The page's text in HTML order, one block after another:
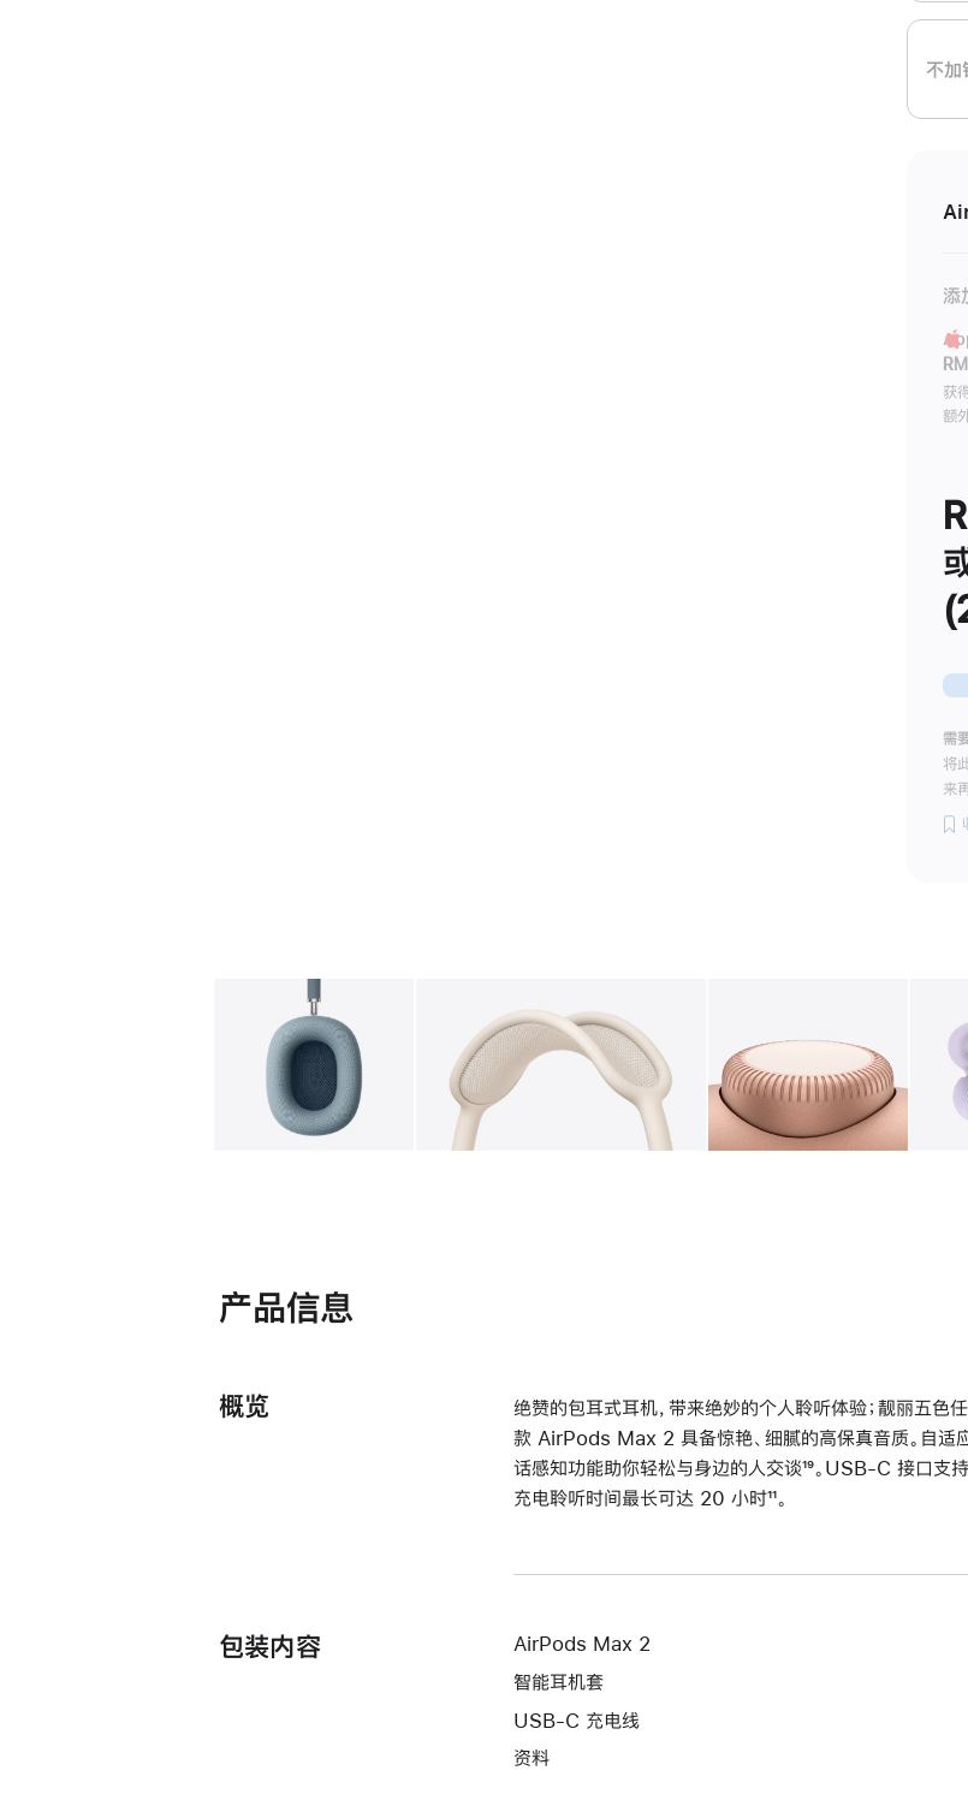
不加
添
获
额
需
将
来
图库 图像 2 图库 图像 3
产品信息
概览 绝赞的包耳式耳机，带来绝妙的个人聆听体验；靓丽五色
款 AirPods Max 2 具备惊艳、细腻的高保真音质。自适
话感知功能助你轻松与身边的人交谈脚
¹⁹。USB-C 接口支
充电聆听时间最长可达 20 小时脚
¹¹。
包装内容
AirPods Max 2
智能耳机套
USB-C 充电线
资料